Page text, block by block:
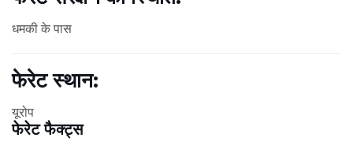
धमकी के पास
फेरेट स्थान:
यूरोप
फेरेट फैक्ट्स